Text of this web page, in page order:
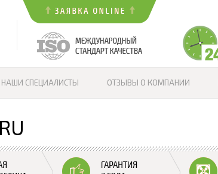
НАШИ СПЕЦИАЛИСТЫ ОТЗЫВЫ О КОМПАНИИ